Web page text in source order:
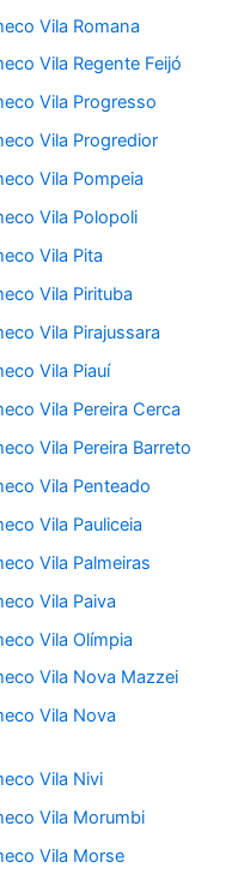
Vila Romana
Vila Regente Feijó
Vila Progresso
Vila Progredior
Vila Pompeia
Vila Polopoli
Vila Pita
Vila Pirituba
Vila Pirajussara
Vila Piauí
Vila Pereira Cerca
Vila Pereira Barreto
Vila Penteado
Vila Pauliceia
Vila Palmeiras
Vila Paiva
Vila Olímpia
Vila Nova Mazzei
Vila Nova
Vila Nivi
Vila Morumbi
Vila Morse